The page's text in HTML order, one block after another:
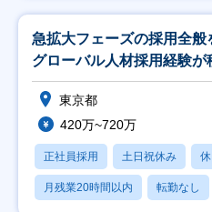
急拡大フェーズの採用全
グローバル人材採用経験
東京都
420万~720万
正社員採用 土日祝休み
月残業20時間以内 転勤なし